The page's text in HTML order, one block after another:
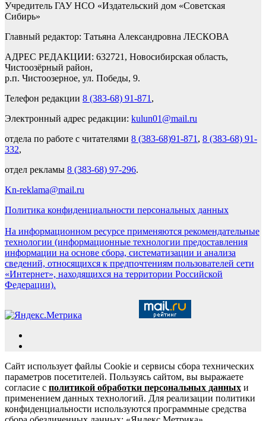
Учредитель ГАУ НСО «Издательский дом «Советская
Сибирь»
Главный редактор: Татьяна Александровна ЛЕСКОВА
АДРЕС РЕДАКЦИИ: 632721, Новосибирская область,
Чистоозёрный район,
р.п. Чистоозерное, ул. Победы, 9.
Телефон редакции 8 (383-68) 91-871 ,
Электронный адрес редакции: kulun01@mail.ru
отдела по работе с читателями 8 (383-68)91-871 , 8 (383-68) 91-
332,
отдел рекламы 8 (383-68) 97-296.
Kn-reklama@mail.ru
Политика конфиденциальности персональных данных
На информационном ресурсе применяются рекомендательные
технологии (информационные технологии предоставления
информации на основе сбора, систематизации и анализа
сведений, относящихся к предпочтениям пользователей сети
«Интернет», находящихся на территории Российской
Федерации).
Сайт использует файлы Cookie и сервисы сбора технических
параметров посетителей. Пользуясь сайтом, вы выражаете
согласие с политикой обработки персональных данных и
применением данных технологий. Для реализации политики
конфиденциальности используются программные средства